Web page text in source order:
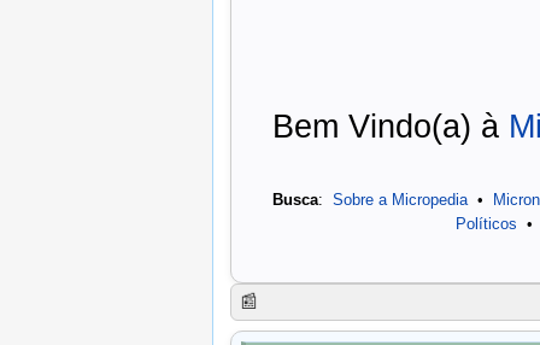
Bem Vindo(a) à
Busca: Sobre a Micropedia •
Políticos •
📰